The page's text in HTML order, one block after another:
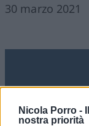
Nicola Porro -
nostra priorità
30 marzo 2021